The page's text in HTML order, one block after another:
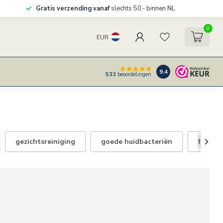
Gratis verzending vanafslechts 50,- binnen NL
EUR
0
533 beoordelingen 9.4
gezichtsreiniging goede huidbacteriën